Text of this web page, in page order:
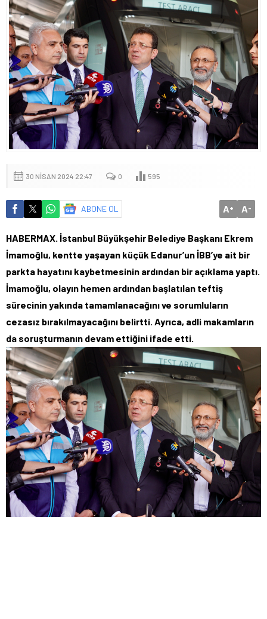
30 NISAN 2024 22:47 0 595
ABONE OL A+ A-
HABERMAX. İstanbul Büyükşehir Belediye Başkanı Ekrem
İmamoğlu, kentte yaşayan küçük Edanur’un İBB’ye ait bir
parkta hayatını kaybetmesinin ardından bir açıklama yaptı.
İmamoğlu, olayın hemen ardından başlatılan teftiş
sürecinin yakında tamamlanacağını ve sorumluların
cezasız bırakılmayacağını belirtti. Ayrıca, adli makamların
da soruşturmanın devam ettiğini ifade etti.